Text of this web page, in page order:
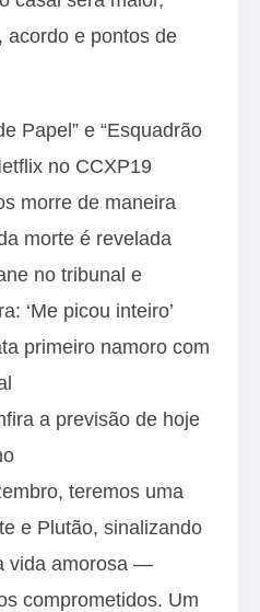
acordo e pontos de
Papel” e “Esquadrão
no CCXP19
morre de maneira
morte é revelada
no tribunal e
‘Me picou inteiro’
primeiro namoro com
a previsão de hoje
teremos uma
e Plutão, sinalizando
vida amorosa —
comprometidos. Um